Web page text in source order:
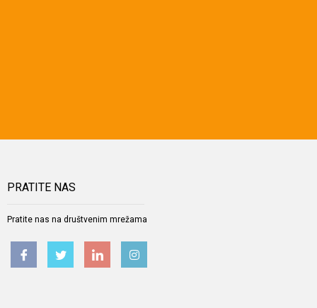
PRATITE NAS
Pratite nas na društvenim mrežama